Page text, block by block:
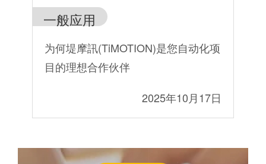
一般应用
为何堤摩訊(TiMOTION)是您自动化项
目的理想合作伙伴
2025年10月17日